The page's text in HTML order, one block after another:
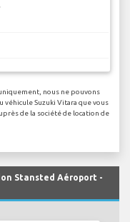
nous ne pouvons
véhicule Suzuki Vitara que vous
de la société de location de
Stansted Aéroport -